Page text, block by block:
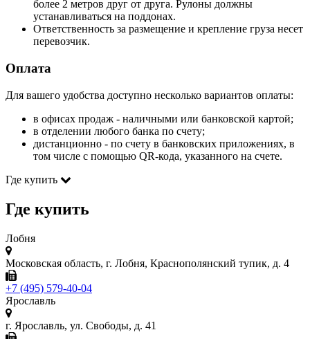
более 2 метров друг от друга. Рулоны должны
устанавливаться на поддонах.
Ответственность за размещение и крепление груза несет
перевозчик.
Оплата
Для вашего удобства доступно несколько вариантов оплаты:
в офисах продаж - наличными или банковской картой;
в отделении любого банка по счету;
дистанционно - по счету в банковских приложениях, в
том числе с помощью QR-кода, указанного на счете.
Где купить
Где купить
Лобня
Московская область, г. Лобня, Краснополянский тупик, д. 4
+7 (495) 579-40-04
Ярославль
г. Ярославль, ул. Свободы, д. 41